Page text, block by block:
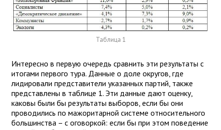
Таблица 1
Интересно в первую очередь сравнить эти результаты с
итогами первого тура. Данные о доле округов, где
лидировали представители указанных партий, также
представлены в таблице 1. Эти данные дают оценку,
каковы были бы результаты выборов, если бы они
проводились по мажоритарной системе относительного
большинства – с оговоркой: если бы при этом поведение